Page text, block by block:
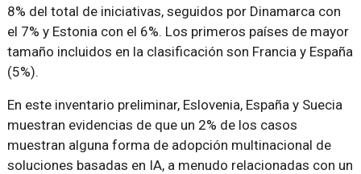
8% del total de iniciativas, seguidos por Dinamarca con
el 7% y Estonia con el 6%. Los primeros países de mayor
tamaño incluidos en la clasificación son Francia y España
(5%).
En este inventario preliminar, Eslovenia, España y Suecia
muestran evidencias de que un 2% de los casos
muestran alguna forma de adopción multinacional de
soluciones basadas en IA, a menudo relacionadas con un